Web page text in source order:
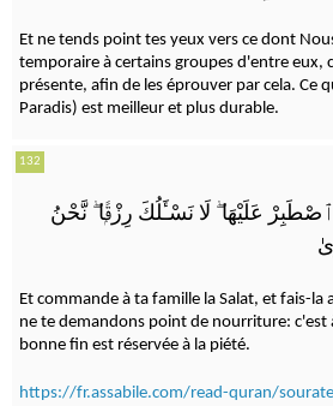
Et ne tends point tes yeux vers ce dont
temporaire à certains groupes d'entre eux,
présente, afin de les éprouver par cela. Ce
Paradis) est meilleur et plus durable.
132
عَلَيْهَاۖ لَا نَسْـَٔلُكَ رِزْقًۭاۖ نَّحْنُ
Et commande à ta famille la Salat, et fais-la
ne te demandons point de nourriture: c'est
bonne fin est réservée à la piété.